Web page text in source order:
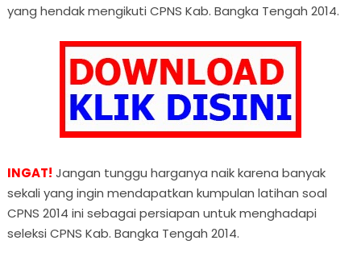
yang hendak mengikuti CPNS Kab. Bangka Tengah 2014.
INGAT! Jangan tunggu harganya naik karena banyak
sekali yang ingin mendapatkan kumpulan latihan soal
CPNS 2014 ini sebagai persiapan untuk menghadapi
seleksi CPNS Kab. Bangka Tengah 2014.